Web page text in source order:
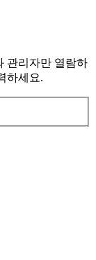
관리자만 열람하
하세요.